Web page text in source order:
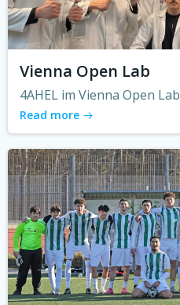
Vienna Open Lab
4AHEL im Vienna Open Lab
Read more